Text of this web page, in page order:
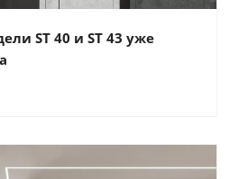
ST 40 и ST 43 уже